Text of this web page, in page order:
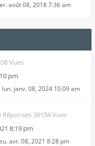
août 08, 2018 7:36 am
Vues
pm
lun. janv. 08, 2024 10:09 am
Réponses 39154 Vues
8:19 pm
avr. 08, 2021 8:28 pm